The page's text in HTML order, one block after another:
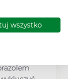
wszystko